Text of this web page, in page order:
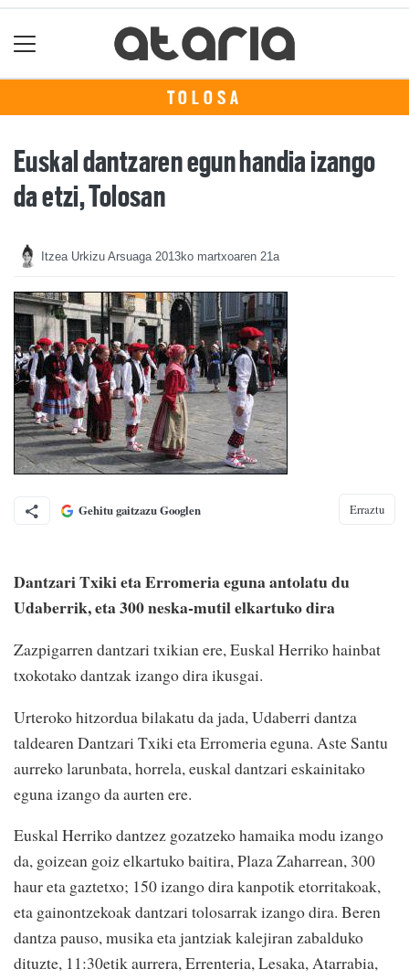
TOLOSA
Euskal dantzaren egun handia izango
da etzi, Tolosan
Itzea Urkizu Arsuaga 2013ko martxoaren 21a
Gehitu gaitzazu Googlen Erraztu
Dantzari Txiki eta Erromeria eguna antolatu du
Udaberrik, eta 300 neska-mutil elkartuko dira
Zazpigarren dantzari txikian ere, Euskal Herriko hainbat
txokotako dantzak izango dira ikusgai.
Urteroko hitzordua bilakatu da jada, Udaberri dantza
taldearen Dantzari Txiki eta Erromeria eguna. Aste Santu
aurreko larunbata, horrela, euskal dantzari eskainitako
eguna izango da aurten ere.
Euskal Herriko dantzez gozatzeko hamaika modu izango
da, goizean goiz elkartuko baitira, Plaza Zaharrean, 300
haur eta gaztetxo; 150 izango dira kanpotik etorritakoak,
eta gainontzekoak dantzari tolosarrak izango dira. Beren
dantza pauso, musika eta jantziak kalejiran zabalduko
dituzte, 11:30etik aurrera, Errenteria, Lesaka, Atarrabia,